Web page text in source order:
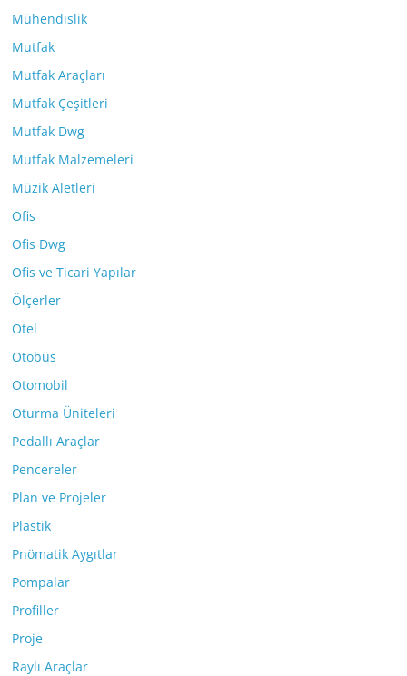
Mühendislik
Mutfak
Mutfak Araçları
Mutfak Çeşitleri
Mutfak Dwg
Mutfak Malzemeleri
Müzik Aletleri
Ofis
Ofis Dwg
Ofis ve Ticari Yapılar
Ölçerler
Otel
Otobüs
Otomobil
Oturma Üniteleri
Pedallı Araçlar
Pencereler
Plan ve Projeler
Plastik
Pnömatik Aygıtlar
Pompalar
Profiller
Proje
Raylı Araçlar